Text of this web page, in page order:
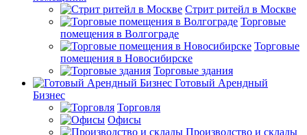
Стрит ритейл в Москве
Торговые
помещения в Волгограде
Торговые
помещения в Новосибирске
Торговые здания
Готовый Арендный
Бизнес
Торговля
Офисы
Производство и склады